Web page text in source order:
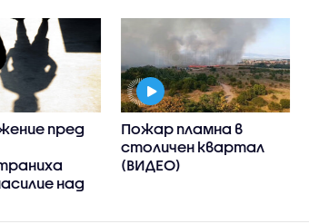
пред
над
Пожар пламна в
столичен квартал
(ВИДЕО)